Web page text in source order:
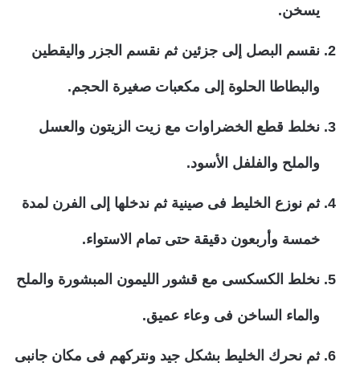
يسخن.
نقسم البصل إلى جزئين ثم نقسم الجزر واليقطين
والبطاطا الحلوة إلى مكعبات صغيرة الحجم.
نخلط قطع الخضراوات مع زيت الزيتون والعسل
والملح والفلفل الأسود.
ثم نوزع الخليط فى صينية ثم ندخلها إلى الفرن لمدة
خمسة وأربعون دقيقة حتى تمام الاستواء.
نخلط الكسكسى مع قشور الليمون المبشورة والملح
والماء الساخن فى وعاء عميق.
ثم نحرك الخليط بشكل جيد ونتركهم فى مكان جانبى